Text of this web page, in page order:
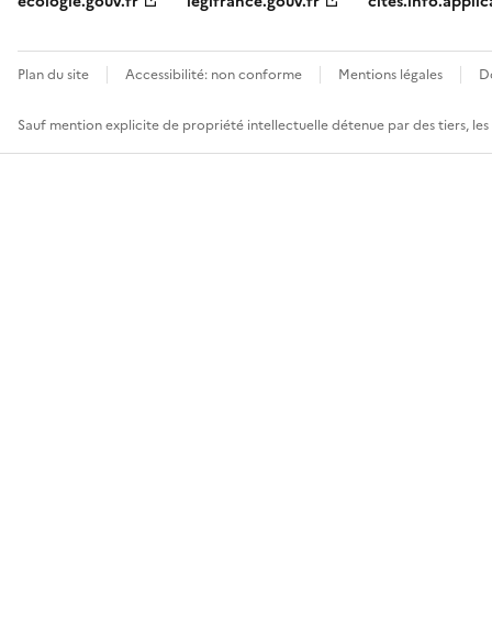
Plan du site Accessibilité: non conforme Mentions légales
Sauf mention explicite de propriété intellectuelle détenue par des tiers,